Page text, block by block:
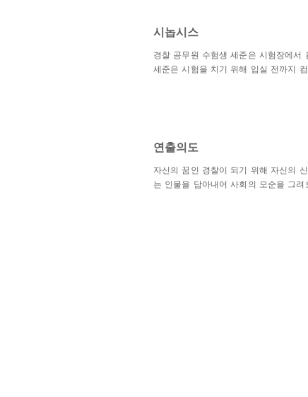
시놉시스
경찰 공무원 수험생 세준은 시험장에서
세준은 시험을 치기 위해 입실 전까지
​연출의도
자신의 꿈인 경찰이 되기 위해 자신의
는 인물을 담아내어 사회의 모순을 그려